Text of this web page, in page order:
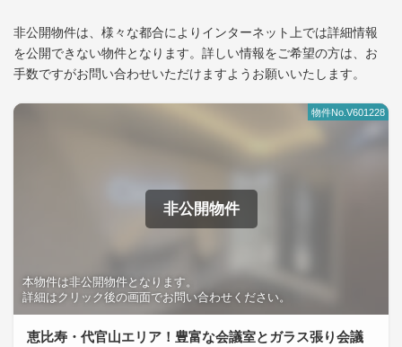
非公開物件は、様々な都合によりインターネット上では詳細情報
を公開できない物件となります。 詳しい情報をご希望の方は、お
手数ですがお問い合わせいただけますようお願いいたします。
物件No.V601228
非公開物件
本物件は非公開物件となります。
詳細はクリック後の画面でお問い合わせください。
恵比寿・代官山エリア！豊富な会議室とガラス張り会議